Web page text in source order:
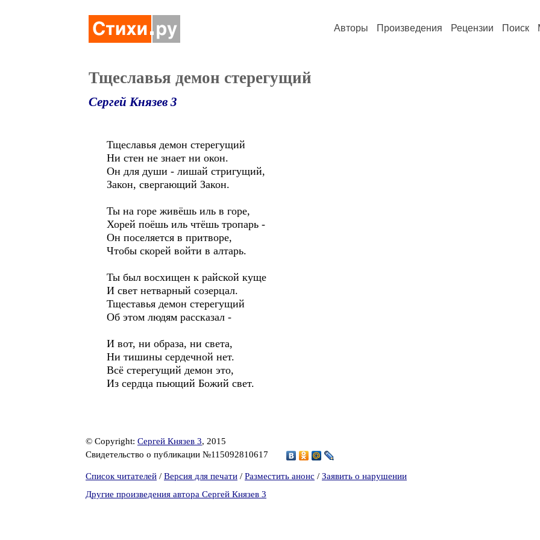
Авторы Произведения Рецензии Поиск
Тщеславья демон стерегущий
Сергей Князев 3
Тщеславья демон стерегущий
Ни стен не знает ни окон.
Он для души - лишай стригущий,
Закон, свергающий Закон.
Ты на горе живёшь иль в горе,
Хорей поёшь иль чтёшь тропарь -
Он поселяется в притворе,
Чтобы скорей войти в алтарь.
Ты был восхищен к райской куще
И свет нетварный созерцал.
Тщеставья демон стерегущий
Об этом людям рассказал -
И вот, ни образа, ни света,
Ни тишины сердечной нет.
Всё стерегущий демон это,
Из сердца пьющий Божий свет.
© Copyright: Сергей Князев 3, 2015
Свидетельство о публикации №115092810617
Список читателей / Версия для печати / Разместить анонс / Заявить о нарушении
Другие произведения автора Сергей Князев 3